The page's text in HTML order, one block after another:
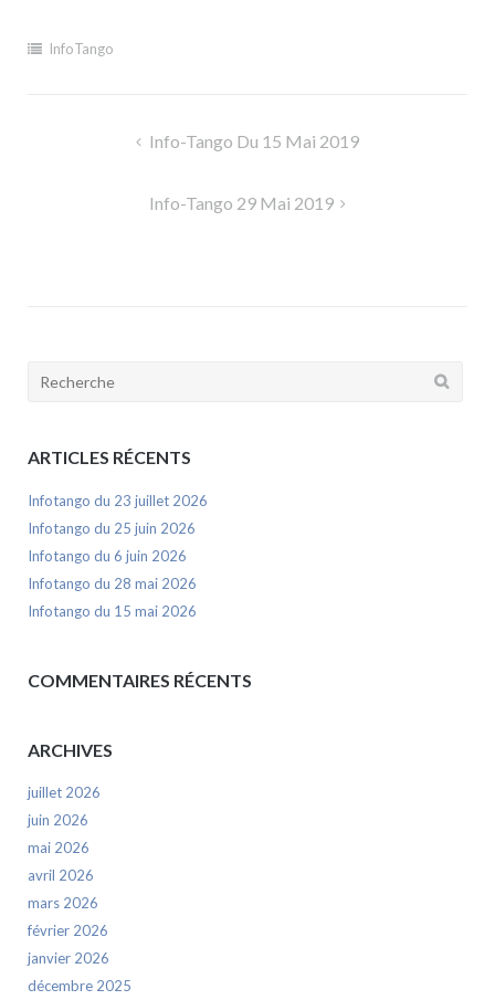
InfoTango
Navigation Info-Tango Du 15 Mai 2019
Info-Tango 29 Mai 2019
Rechercher:
ARTICLES RÉCENTS
Infotango du 23 juillet 2026
Infotango du 25 juin 2026
Infotango du 6 juin 2026
Infotango du 28 mai 2026
Infotango du 15 mai 2026
COMMENTAIRES RÉCENTS
ARCHIVES
juillet 2026
juin 2026
mai 2026
avril 2026
mars 2026
février 2026
janvier 2026
décembre 2025